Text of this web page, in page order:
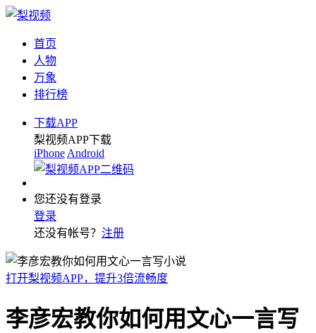
首页
人物
万象
排行榜
下载APP
梨视频APP下载
iPhone Android
您还没有登录
登录
还没有帐号？ 注册
打开梨视频APP，提升3倍流畅度
李彦宏教你如何用文心一言写